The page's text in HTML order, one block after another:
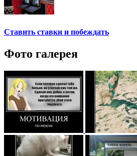
Ставить ставки и побеждать
Фото галерея